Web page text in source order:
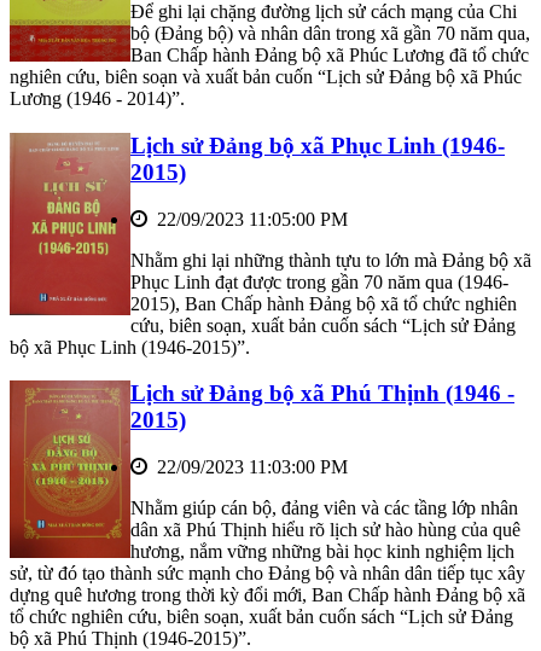
Để ghi lại chặng đường lịch sử cách mạng của Chi
bộ (Đảng bộ) và nhân dân trong xã gần 70 năm qua,
Ban Chấp hành Đảng bộ xã Phúc Lương đã tổ chức
nghiên cứu, biên soạn và xuất bản cuốn “Lịch sử Đảng bộ xã Phúc
Lương (1946 - 2014)”.
Lịch sử Đảng bộ xã Phục Linh (1946-
2015)
22/09/2023 11:05:00 PM
Nhằm ghi lại những thành tựu to lớn mà Đảng bộ xã
Phục Linh đạt được trong gần 70 năm qua (1946-
2015), Ban Chấp hành Đảng bộ xã tổ chức nghiên
cứu, biên soạn, xuất bản cuốn sách “Lịch sử Đảng
bộ xã Phục Linh (1946-2015)”.
Lịch sử Đảng bộ xã Phú Thịnh (1946 -
2015)
22/09/2023 11:03:00 PM
Nhằm giúp cán bộ, đảng viên và các tầng lớp nhân
dân xã Phú Thịnh hiểu rõ lịch sử hào hùng của quê
hương, nắm vững những bài học kinh nghiệm lịch
sử, từ đó tạo thành sức mạnh cho Đảng bộ và nhân dân tiếp tục xây
dựng quê hương trong thời kỳ đổi mới, Ban Chấp hành Đảng bộ xã
tổ chức nghiên cứu, biên soạn, xuất bản cuốn sách “Lịch sử Đảng
bộ xã Phú Thịnh (1946-2015)”.